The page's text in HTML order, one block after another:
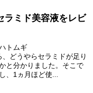
ラミド美容液をレビ
トムギ
どうやらセラミドが足り
と分かりました。そこで
、1ヵ月ほど使...